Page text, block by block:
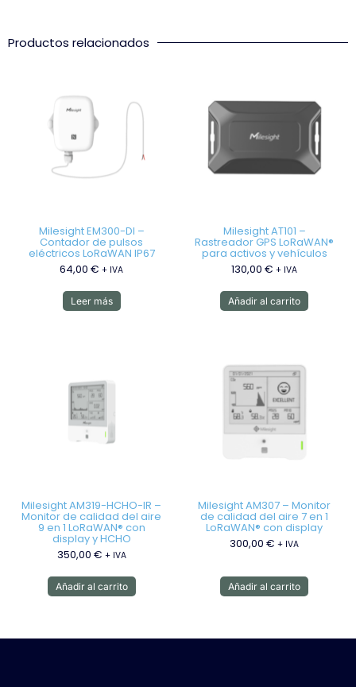
Productos relacionados
Milesight EM300-DI –
Contador de pulsos
eléctricos LoRaWAN IP67
64,00€ + IVA
Leer más
Milesight AT101 –
Rastreador GPS LoRaWAN®
para activos y vehículos
130,00€ + IVA
Añadir al carrito
Milesight AM319-HCHO-IR –
Monitor de calidad del aire
9 en 1 LoRaWAN® con
display y HCHO
350,00 € + IVA
Añadir al carrito
Milesight AM307 – Monitor
de calidad del aire 7 en 1
LoRaWAN® con display
300,00€ + IVA
Añadir al carrito